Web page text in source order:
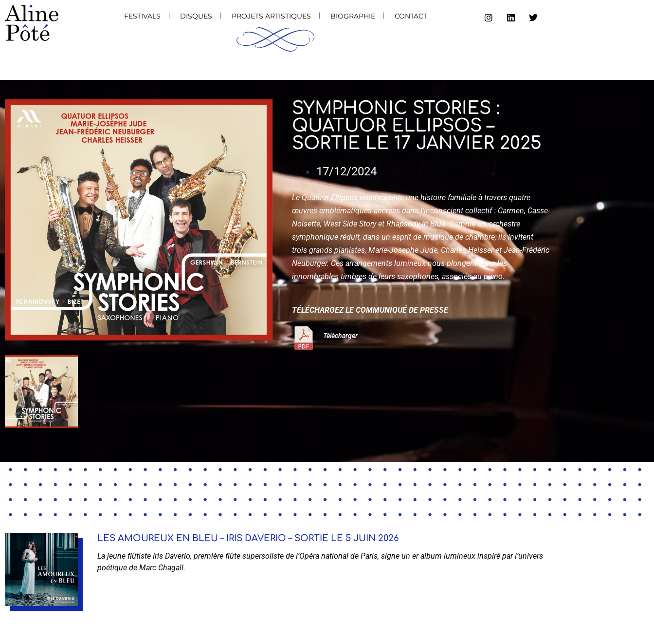
FESTIVALS DISQUES PROJETS ARTISTIQUES BIOGRAPHIE CONTACT
SYMPHONIC STORIES :
QUATUOR ELLIPSOS –
SORTIE LE 17 JANVIER 2025
17/12/2024
Le Quatuor Ellipsos nous raconte une histoire familiale à travers quatre
œuvres emblématiques ancrées dans l’inconscient collectif : Carmen, Casse-
Noisette, West Side Story et Rhapsody in Blue. Comme un orchestre
symphonique réduit, dans un esprit de musique de chambre, ils invitent
trois grands pianistes, Marie-Josephe Jude, Charles Heisser et Jean-Frédéric
Neuburger. Ces arrangements lumineux nous plongent dans les
innombrables timbres de leurs saxophones, associés au piano.
TÉLÉCHARGEZ LE COMMUNIQUÉ DE PRESSE
Télécharger
LES AMOUREUX EN BLEU – IRIS DAVERIO – SORTIE LE 5 JUIN 2026
La jeune flûtiste Iris Daverio, première flûte supersoliste de l’Opéra national de Paris, signe un er album lumineux inspiré par l’univers
poétique de Marc Chagall.